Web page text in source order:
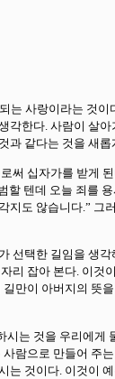
사랑이라는 것
한다. 사람이 살
과 같다는 것을 새롭
써 십자가를 받게
텐데 오늘 죄를
도 않습니다.” 그
선택한 길임을 생
리 잡아 본다. 이것
만이 아버지의 뜻
는 것을 우리에게
람으로 만들어 주
것이다. 이것이